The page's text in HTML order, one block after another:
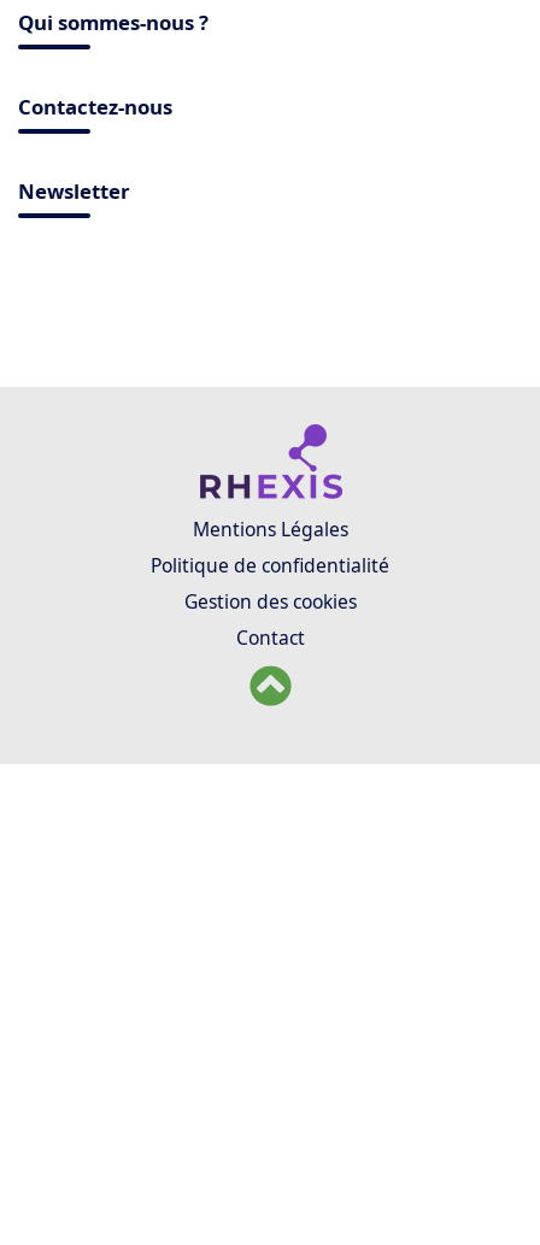
Qui sommes-nous ?
Contactez-nous
Newsletter
Mentions Légales
Politique de confidentialité
Gestion des cookies
Contact